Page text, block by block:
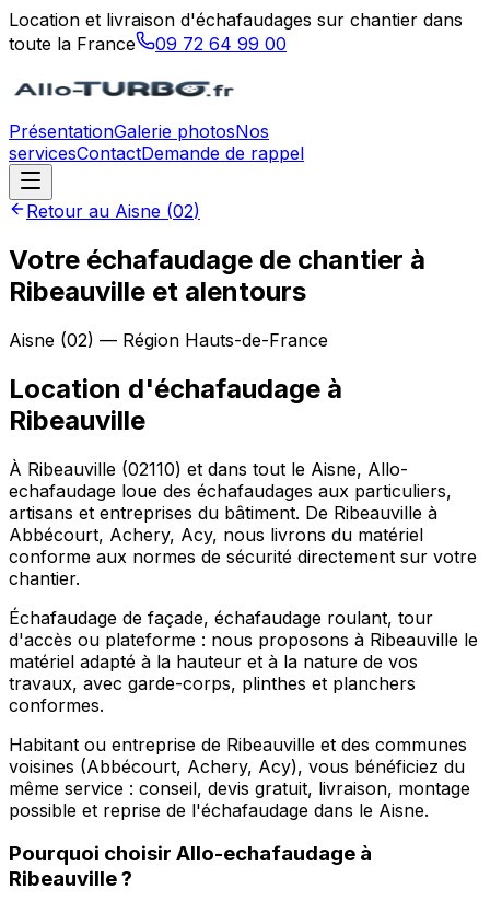
Location et livraison d'échafaudages sur chantier dans
toute la France
09 72 64 99 00
PrésentationGalerie photosNos
servicesContactDemande de rappel
Retour au Aisne (02)
Votre échafaudage de chantier à
Ribeauville et alentours
Aisne (02) — Région Hauts-de-France
Location d'échafaudage à
Ribeauville
À Ribeauville (02110) et dans tout le Aisne, Allo-
echafaudage loue des échafaudages aux particuliers,
artisans et entreprises du bâtiment. De Ribeauville à
Abbécourt, Achery, Acy, nous livrons du matériel
conforme aux normes de sécurité directement sur votre
chantier.
Échafaudage de façade, échafaudage roulant, tour
d'accès ou plateforme : nous proposons à Ribeauville le
matériel adapté à la hauteur et à la nature de vos
travaux, avec garde-corps, plinthes et planchers
conformes.
Habitant ou entreprise de Ribeauville et des communes
voisines (Abbécourt, Achery, Acy), vous bénéficiez du
même service : conseil, devis gratuit, livraison, montage
possible et reprise de l'échafaudage dans le Aisne.
Pourquoi choisir Allo-echafaudage à
Ribeauville?